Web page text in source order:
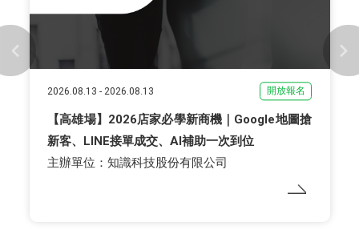
2026.08.13 - 2026.08.13 開放報名
【高雄場】2026店家必學新商機｜Google地圖搶
新客、LINE接單成交、AI補助一次到位
主辦單位：知識科技股份有限公司